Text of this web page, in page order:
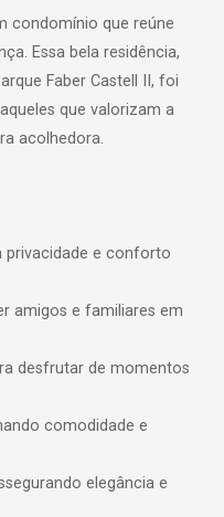
condomínio que reúne
Essa bela residência,
Faber Castell II, foi
que valorizam a
acolhedora.
privacidade e conforto
amigos e familiares em
desfrutar de momentos
comodidade e
elegância e